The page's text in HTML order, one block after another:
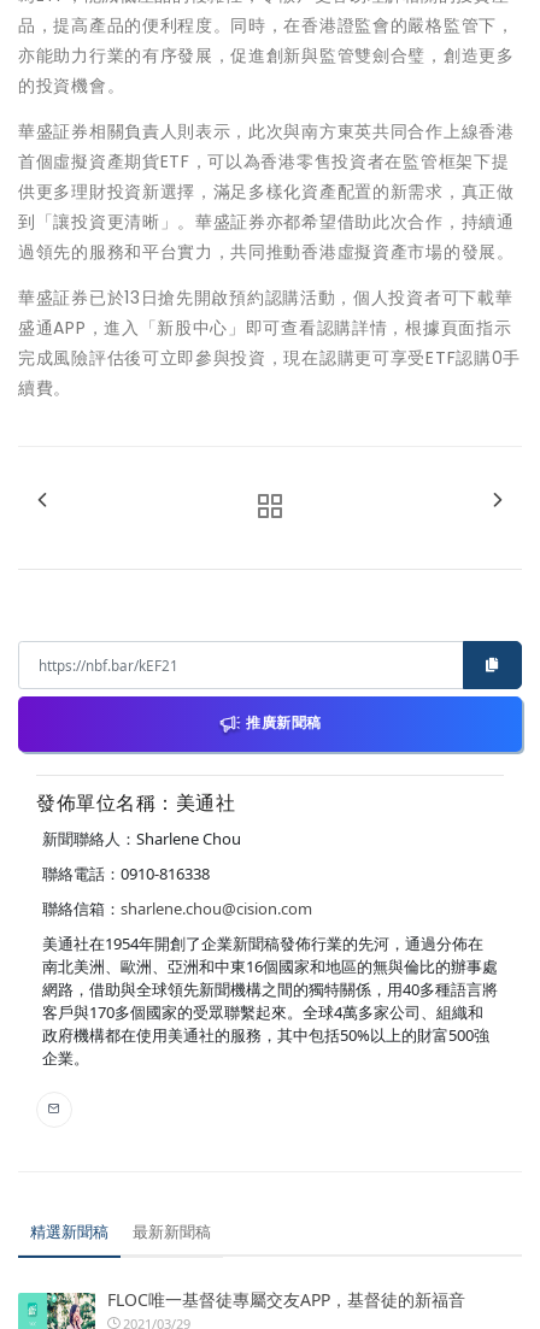
品，提高產品的便利程度。同時，在香港證監會的嚴格監管下，
亦能助力行業的有序發展，促進創新與監管雙劍合璧，創造更多
的投資機會。
華盛証券相關負責人則表示，此次與南方東英共同合作上線香港
首個虛擬資產期貨ETF，可以為香港零售投資者在監管框架下提
供更多理財投資新選擇，滿足多樣化資產配置的新需求，真正做
到「讓投資更清晰」。華盛証券亦都希望借助此次合作，持續通
過領先的服務和平台實力，共同推動香港虛擬資產市場的發展。
華盛証券已於13日搶先開啟預約認購活動，個人投資者可下載華
盛通APP，進入「新股中心」即可查看認購詳情，根據頁面指示
完成風險評估後可立即參與投資，現在認購更可享受ETF認購0手
續費。
推廣新聞稿
發佈單位名稱：美通社
新聞聯絡人：Sharlene Chou
聯絡電話：0910-816338
聯絡信箱： sharlene.chou@cision.com
美通社在1954年開創了企業新聞稿發佈行業的先河，通過分佈在
南北美洲、歐洲、亞洲和中東16個國家和地區的無與倫比的辦事處
網路，借助與全球領先新聞機構之間的獨特關係，用40多種語言將
客戶與170多個國家的受眾聯繫起來。全球4萬多家公司、組織和
政府機構都在使用美通社的服務，其中包括50%以上的財富500強
企業。
精選新聞稿 最新新聞稿
FLOC唯一基督徒專屬交友APP，基督徒的新福音
2021/03/29